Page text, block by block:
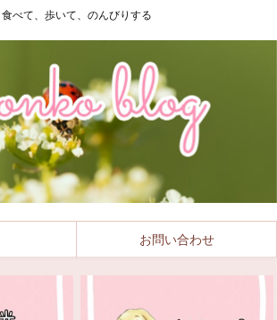
食べて、歩いて、のんびりする
お問い合わせ